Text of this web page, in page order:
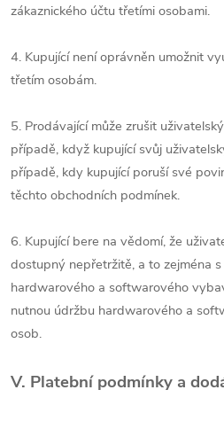
zákaznického účtu třetími osobami.
4. Kupující není oprávněn umožnit
třetím osobám.
5. Prodávající může zrušit
případě, když kupující svůj
případě, kdy kupující poruší své
těchto obchodních podmínek.
6. Kupující bere na vědomí, že
dostupný nepřetržitě, a to zejména
hardwarového a softwarového
nutnou údržbu hardwarového a
osob.
V. Platební podmínky a